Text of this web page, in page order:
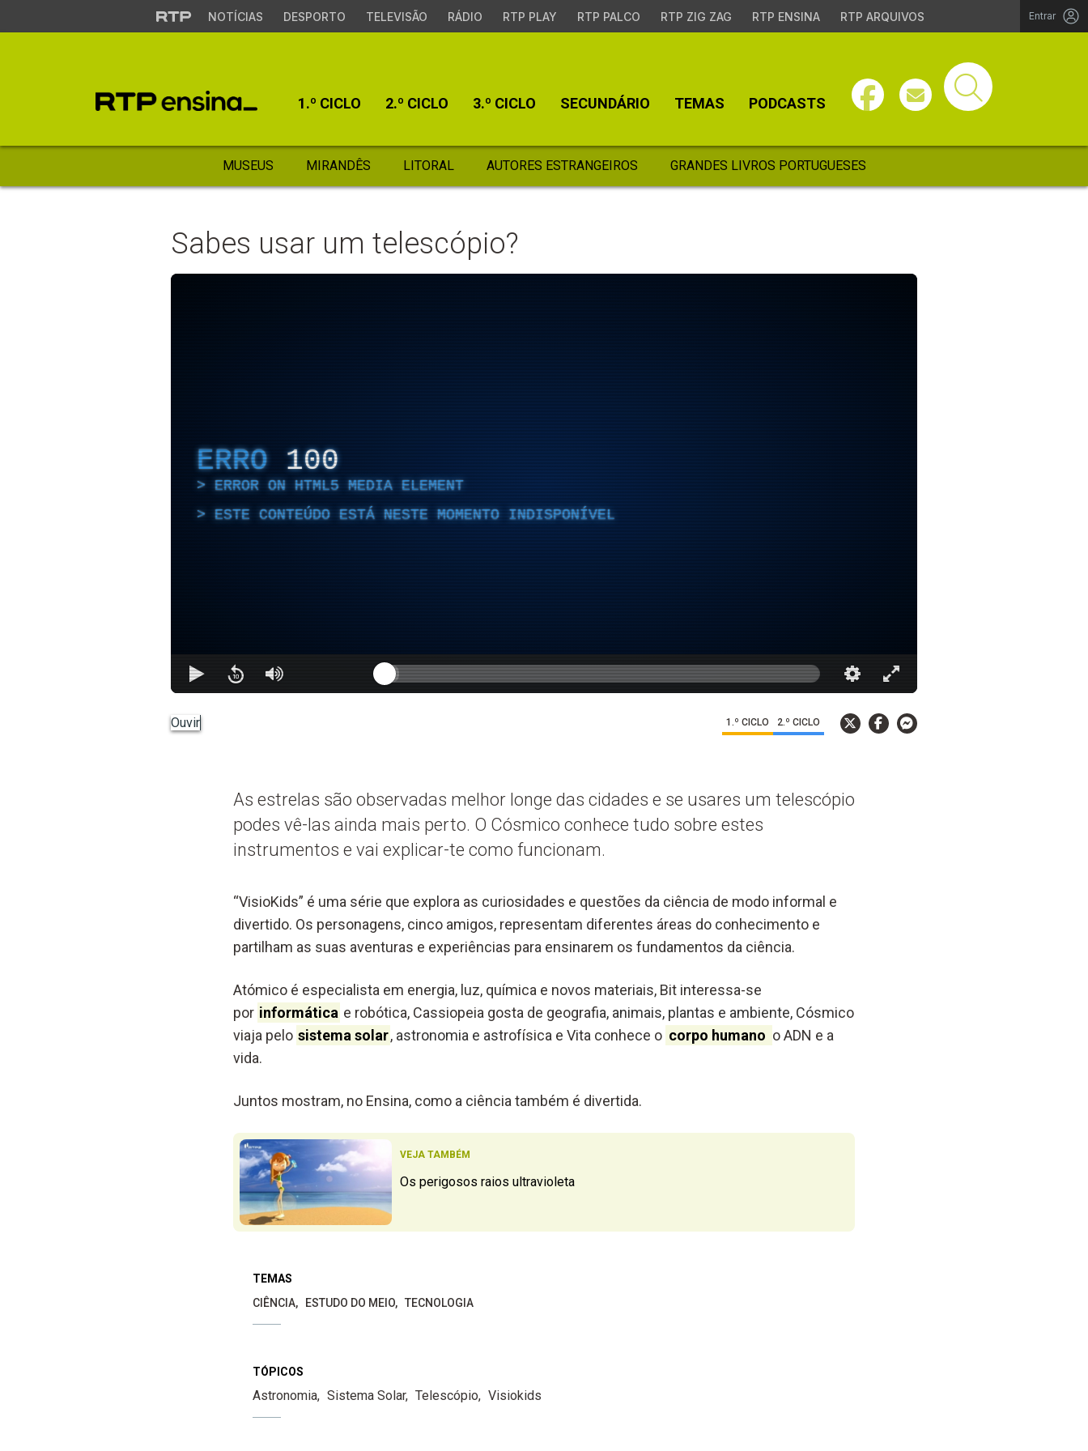
NOTÍCIAS DESPORTO TELEVISÃO RÁDIO RTP PLAY RTP PALCO RTP ZIG ZAG RTP ENSINA RTP ARQUIVOS Entrar
1.º CICLO 2.º CICLO 3.º CICLO SECUNDÁRIO TEMAS PODCASTS
MUSEUS MIRANDÊS LITORAL AUTORES ESTRANGEIROS GRANDES LIVROS PORTUGUESES
Sabes usar um telescópio?
ERRO 100
ERROR ON HTML5 MEDIA ELEMENT
ESTE CONTEÚDO ESTÁ NESTE MOMENTO INDISPONÍVEL
Ouvir 1.º CICLO 2.º CICLO
As estrelas são observadas melhor longe das cidades e se usares um telescópio
podes vê-las ainda mais perto. O Cósmico conhece tudo sobre estes
instrumentos e vai explicar-te como funcionam.
“VisioKids” é uma série que explora as curiosidades e questões da ciência de modo informal e
divertido. Os personagens, cinco amigos, representam diferentes áreas do conhecimento e
partilham as suas aventuras e experiências para ensinarem os fundamentos da ciência.
Atómico é especialista em energia, luz, química e novos materiais, Bit interessa-se
por informática e robótica, Cassiopeia gosta de geografia, animais, plantas e ambiente, Cósmico
viaja pelo sistema solar,astronomia e astrofísica e Vita conhece o corpo humano o ADN e a
vida.
Juntos mostram, no Ensina, como a ciência também é divertida.
VEJA TAMBÉM
Os perigosos raios ultravioleta
TEMAS
CIÊNCIA
ESTUDO DO MEIO TECNOLOGIA
TÓPICOS
Astronomia Sistema Solar Telescópio Visiokids